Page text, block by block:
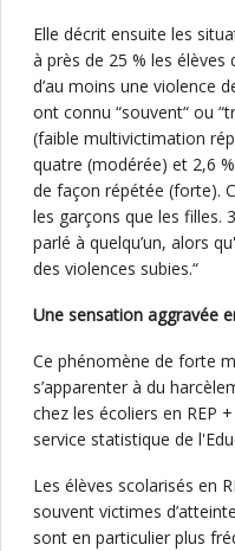
Elle décrit ensuite les
à près de 25 % les
d’au moins une violence
ont connu “souvent“ ou
(faible multivictimation
quatre (modérée) et 2,6
de façon répétée (forte).
les garçons que les filles.
parlé à quelqu’un, alors
des violences subies.“
Une sensation aggravée
Ce phénomène de forte
s’apparenter à du
chez les écoliers en REP
service statistique de
Les élèves scolarisés en
souvent victimes
sont en particulier plus